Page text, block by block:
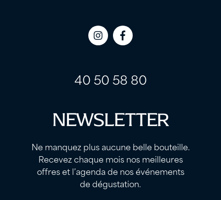
Icon
Icon
40 50 58 80
NEWSLETTER
Ne manquez plus aucune belle bouteille.
Recevez chaque mois nos meilleures
offres et l’agenda de nos événements
de dégustation.